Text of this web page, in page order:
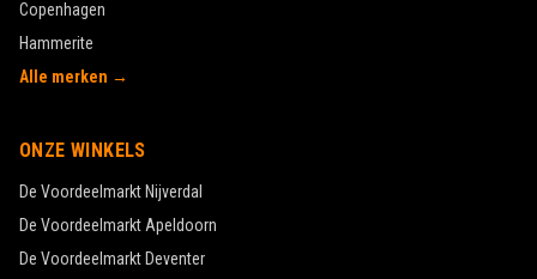
Copenhagen
Hammerite
Alle merken →
ONZE WINKELS
De Voordeelmarkt Nijverdal
De Voordeelmarkt Apeldoorn
De Voordeelmarkt Deventer